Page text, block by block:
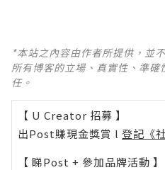
*本站之內容由作者所提供，並
所有博客的立場、真實性、準
任。
【 U Creator 招募 】
出Post賺現金獎賞 l 登記《
【 睇Post + 參加品牌活動 】